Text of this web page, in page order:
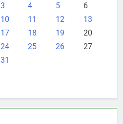
3 4 5
6
10 11 12
13
17 18 19
20
24 25 26
27
31